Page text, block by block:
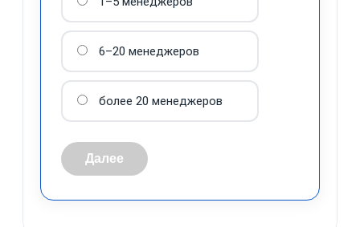
6–20 менеджеров
более 20 менеджеров
Далее
обработку персональных